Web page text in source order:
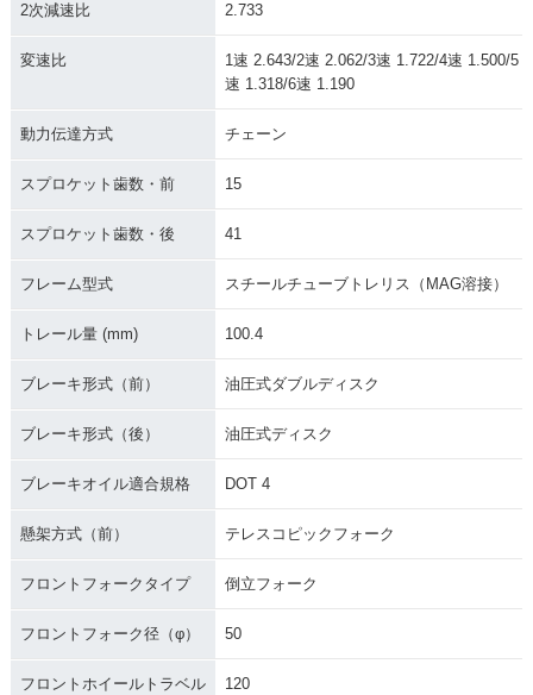
2次減速比 2.733
変速比
1速 2.643/2速 2.062/3速 1.722/4速 1.500/5
速 1.318/6速 1.190
動力伝達方式 チェーン
スプロケット歯数・前 15
スプロケット歯数・後 41
フレーム型式 スチールチューブトレリス（MAG溶接）
トレール量 (mm) 100.4
ブレーキ形式（前） 油圧式ダブルディスク
ブレーキ形式（後） 油圧式ディスク
ブレーキオイル適合規格 DOT 4
懸架方式（前） テレスコピックフォーク
フロントフォークタイプ 倒立フォーク
フロントフォーク径（φ） 50
フロントホイールトラベル
120